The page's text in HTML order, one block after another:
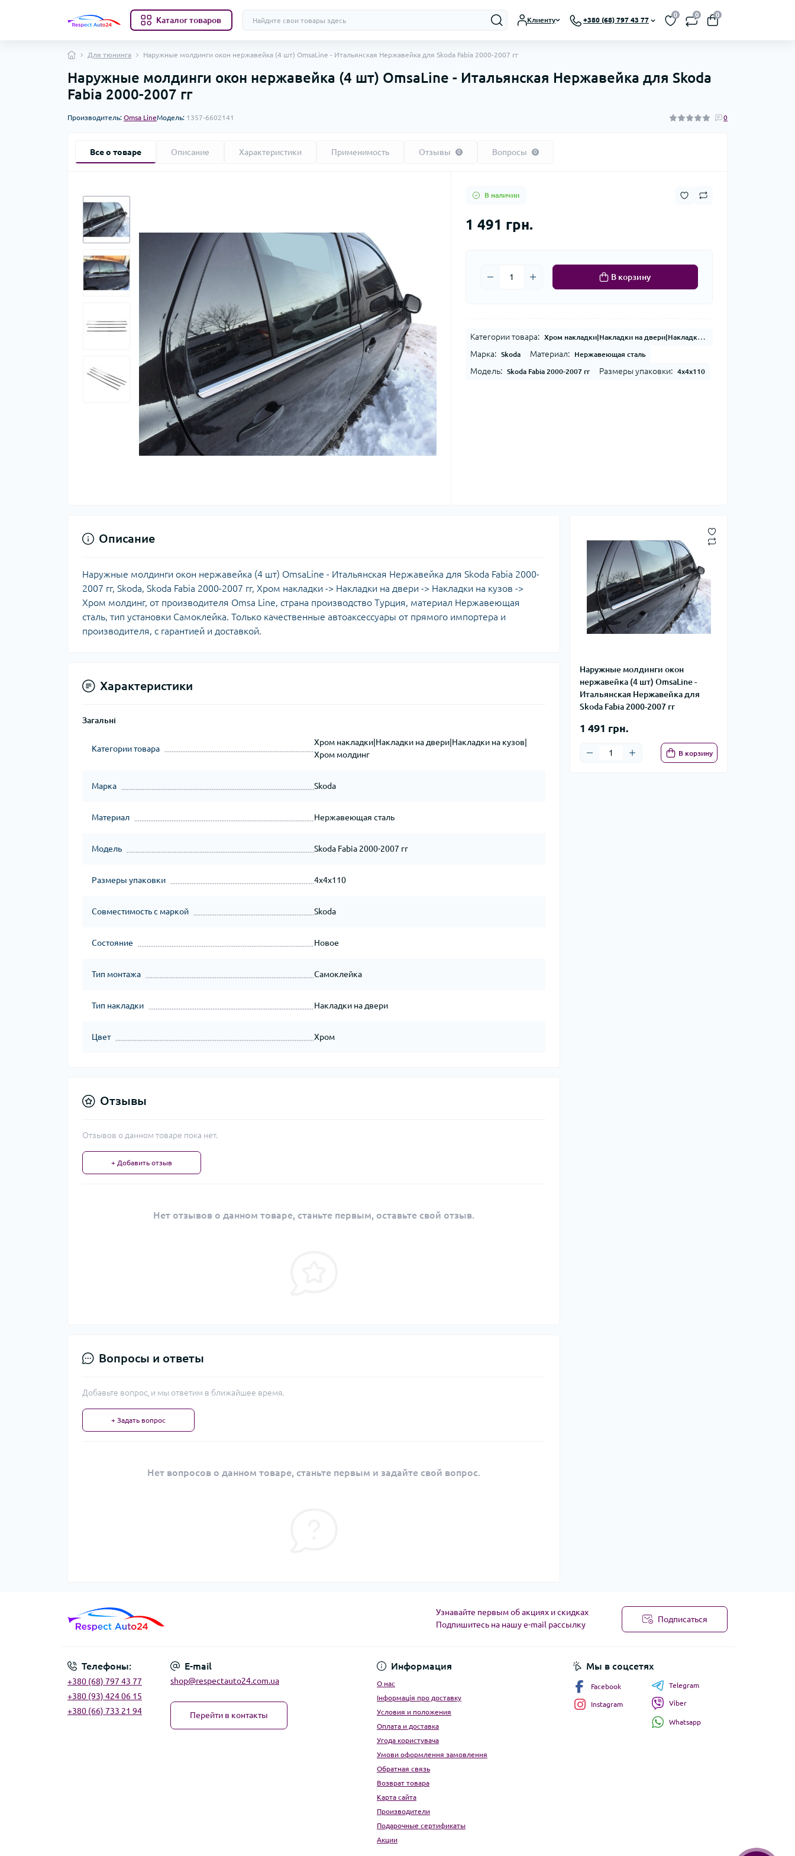
Каталог товаров Клиенту +380 (68) 797 43 77
0 0 0
Для тюнинга Наружные молдинги окон нержавейка (4 шт) OmsaLine - Итальянская Нержавейка для Skoda Fabia 2000-2007 гг
Наружные молдинги окон нержавейка (4 шт) OmsaLine - Итальянская Нержавейка для Skoda
Fabia 2000-2007 гг
Производитель: Omsa LineМодель: 1357-6602141 0
Все о товаре Описание Характеристики Применимость Отзывы 0 Вопросы 0
В наличии
1 491 грн.
В корзину
Категории товара: Хром накладки|Накладки на двери|Накладки на кузов|Хром молдинг
Марка: Skoda Материал: Нержавеющая сталь
Модель: Skoda Fabia 2000-2007 гг Размеры упаковки: 4x4x110
Наружные молдинги окон
нержавейка (4 шт) OmsaLine -
Итальянская Нержавейка для
Skoda Fabia 2000-2007 гг
1 491 грн.
В корзину
Описание
Наружные молдинги окон нержавейка (4 шт) OmsaLine - Итальянская Нержавейка для Skoda Fabia 2000-
2007 гг, Skoda, Skoda Fabia 2000-2007 гг, Хром накладки -> Накладки на двери -> Накладки на кузов ->
Хром молдинг, от производителя Omsa Line, страна производство Турция, материал Нержавеющая
сталь, тип установки Самоклейка. Только качественные автоаксессуары от прямого импортера и
производителя, с гарантией и доставкой.
Характеристики
Загальні
Категории товара
Хром накладки|Накладки на двери|Накладки на кузов|
Хром молдинг
Марка Skoda
Материал Нержавеющая сталь
Модель Skoda Fabia 2000-2007 гг
Размеры упаковки 4x4x110
Совместимость с маркой Skoda
Состояние Новое
Тип монтажа Самоклейка
Тип накладки Накладки на двери
Цвет Хром
Отзывы
Отзывов о данном товаре пока нет.
+ Добавить отзыв
Нет отзывов о данном товаре, станьте первым, оставьте свой отзыв.
Вопросы и ответы
Добавьте вопрос, и мы ответим в ближайшее время.
+ Задать вопрос
Нет вопросов о данном товаре, станьте первым и задайте свой вопрос.
Узнавайте первым об акциях и скидках
Подпишитесь на нашу e-mail рассылку
Подписаться
Телефоны:
+380 (68) 797 43 77
+380 (93) 424 06 15
+380 (66) 733 21 94
E-mail
shop@respectauto24.com.ua
Перейти в контакты
Информация
О нас
Інформація про доставку
Условия и положения
Оплата и доставка
Угода користувача
Умови оформлення замовлення
Обратная связь
Возврат товара
Карта сайта
Производители
Подарочные сертификаты
Акции
Мы в соцсетях
Facebook
Instagram
Telegram
Viber
Whatsapp